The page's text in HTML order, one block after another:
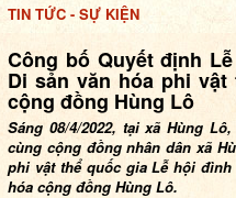
TIN TỨC - SỰ KIỆN
Công bố Quyết định
Di sản văn hóa phi
cộng đồng Hùng Lô
Sáng 08/4/2022, tại xã Hùng
cùng cộng đồng nhân dân xã
phi vật thể quốc gia Lễ hội
hóa cộng đồng Hùng Lô.